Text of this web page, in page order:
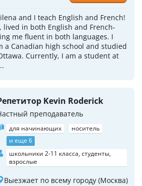
and I teach English and French!
lived in both English and French-
me fluent in both languages. I
a Canadian high school and studied
Currently, I am a student at
Kevin Roderick
преподаватель
для начинающих
носитель
и еще 6
школьники 2-11 класса, студенты,
взрослые
Выезжает по всему городу (Москва)